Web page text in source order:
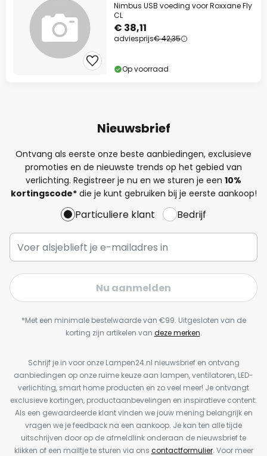
Nimbus USB voeding voor Roxxane Fly
CL
€ 38,11
adviesprijs€ 42,35
Op voorraad
Nieuwsbrief
Ontvang als eerste onze beste aanbiedingen, exclusieve
promoties en de nieuwste trends op het gebied van
verlichting. Registreer je nu en we sturen je een 10%
kortingscode*die je kunt gebruiken bij je eerste aankoop!
Particuliere klant Bedrijf
Nu aanmelden
*Met een minimale bestelwaarde van €99. Uitgesloten van de
korting zijn artikelen van deze merken.
Schrijf je in voor onze Lampen24.nl nieuwsbrief en ontvang
aanbiedingen op onze ruime keuze aan lampen, ventilatoren, LED-
verlichting, smart home producten en zo veel meer! Je ontvangt
exclusieve kortingen, productaanbevelingen en inspiratieve content.
Als een gewaardeerde klant vinden we jouw mening belangrijk en
vragen we je feedback na een aankoop. Je kan ten alle tijde
uitschrijven door op de afmeldlink onderaan de nieuwsbrief te
klikken of een mailtje te sturen via ons contactformulier. Voor meer